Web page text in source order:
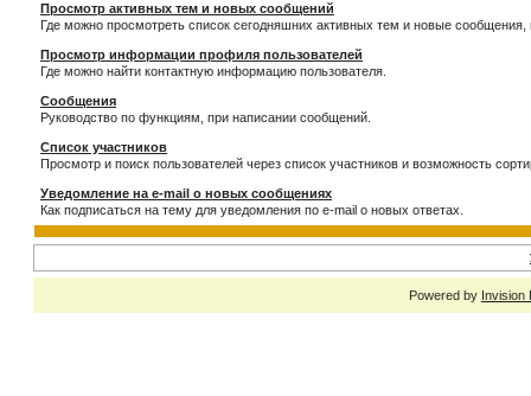
Просмотр активных тем и новых сообщений
Где можно просмотреть список сегодняшних активных тем и новые
Просмотр информации профиля пользователей
Где можно найти контактную информацию пользователя.
Сообщения
Руководство по функциям, при написании сообщений.
Список участников
Просмотр и поиск пользователей через список участников и возможность
Уведомление на e-mail о новых сообщениях
Как подписаться на тему для уведомления по e-mail о новых ответах.
Powered by Invision